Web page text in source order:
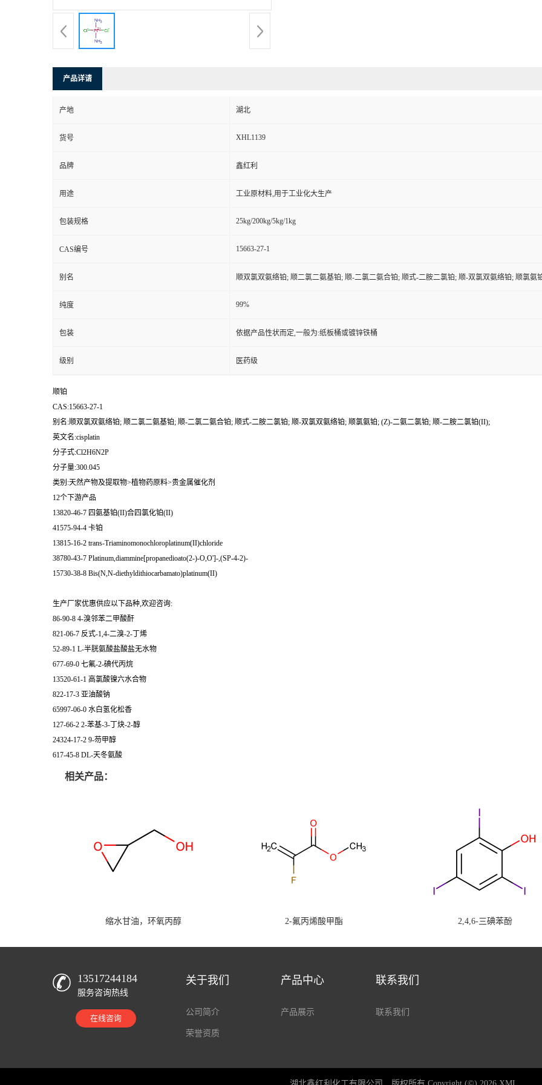
产品详请
产地 湖北
货号 XHL1139
品牌 鑫红利
用途 工业原材料,用于工业化大生产
包装规格 25kg/200kg/5kg/1kg
CAS编号 15663-27-1
别名 顺双氯双氨络铂; 顺二氯二氨基铂; 顺-二氯二氨合铂; 顺式-二胺二氯铂; 顺-双氯双氨络铂; 顺氯氨
纯度 99%
包装 依据产品性状而定,一般为:纸板桶或镀锌铁桶
级别 医药级
顺铂
CAS:15663-27-1
别名:顺双氯双氨络铂; 顺二氯二氨基铂; 顺-二氯二氨合铂; 顺式-二胺二氯铂; 顺-双氯双氨络铂; 顺氯氨铂; (Z)-二氨二氯铂; 顺-二胺二氯铂(II);
英文名:cisplatin
分子式:Cl2H6N2P
分子量:300.045
类别:天然产物及提取物>植物药原料>贵金属催化剂
12个下游产品
13820-46-7 四氨基铂(II)合四氯化铂(II)
41575-94-4 卡铂
13815-16-2 trans-Triaminomonochloroplatinum(II)chloride
38780-43-7 Platinum,diammine[propanedioato(2-)-O,O']-,(SP-4-2)-
15730-38-8 Bis(N,N-diethyldithiocarbamato)platinum(II)
生产厂家优惠供应以下品种,欢迎咨询:
86-90-8 4-溴邻苯二甲酸酐
821-06-7 反式-1,4-二溴-2-丁烯
52-89-1 L-半胱氨酸盐酸盐无水物
677-69-0 七氟-2-碘代丙烷
13520-61-1 高氯酸镍六水合物
822-17-3 亚油酸钠
65997-06-0 水白氢化松香
127-66-2 2-苯基-3-丁炔-2-醇
24324-17-2 9-芴甲醇
617-45-8 DL-天冬氨酸
相关产品：
缩水甘油，环氧丙醇 2-氟丙烯酸甲酯 2,4,6-三碘苯酚
13517244184
服务咨询热线
在线咨询
关于我们
公司简介
荣誉资质
产品中心
产品展示
联系我们
联系我们